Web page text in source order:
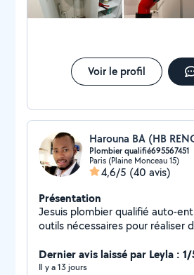
Voir le profil
Plombier qualifié695567451
Paris (Plaine Monceau 15)
4,6/5 (40 avis)
Présentation
Jesuis plombier qualifié auto-
outils nécessaires pour réaliser des travaux de
cuisine papier peint et rénovation sdb
me solliciter pour vous aider Tout est négociable A très
Dernier avis laissé par Leyla :
Il y a 13 jours